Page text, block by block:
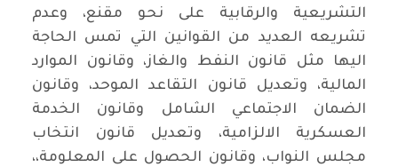
التشريعية والرقابية على نحو مقنع، وعدم
تشريعه العديد من القوانين التي تمس الحاجة
اليها مثل قانون النفط والغاز، وقانون الموارد
المالية، وتعديل قانون التقاعد الموحد، وقانون
الضمان الاجتماعي الشامل وقانون الخدمة
العسكرية الالزامية، وتعديل قانون انتخاب
مجلس النواب، وقانون الحصول على المعلومة،،